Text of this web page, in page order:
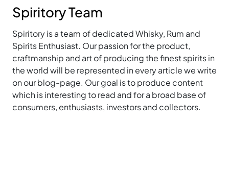
Spiritory Team
Spiritory is a team of dedicated Whisky, Rum and
Spirits Enthusiast. Our passion for the product,
craftmanship and art of producing the finest spirits in
the world will be represented in every article we write
on our blog-page. Our goal is to produce content
which is interesting to read and for a broad base of
consumers, enthusiasts, investors and collectors.